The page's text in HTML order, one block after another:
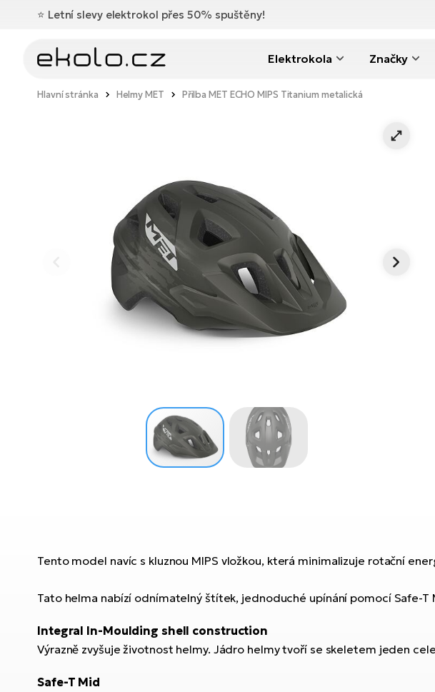
⭐️ Letní slevy elektrokol přes 50% spuštěny!
Elektrokola Značky
Hlavní stránka Helmy MET Přilba MET ECHO MIPS Titanium metalická
Tento model navíc s kluznou MIPS vložkou, která minimalizuje rotační
Tato helma nabízí odnímatelný štítek, jednoduché upínání pomocí Safe-
Integral In-Moulding shell construction
Výrazně zvyšuje životnost helmy. Jádro helmy tvoří se skeletem jeden
Safe-T Mid